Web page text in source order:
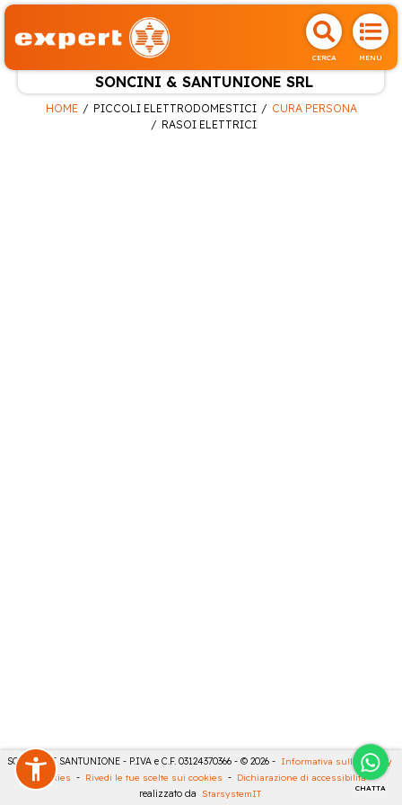
CERCA MENU
SONCINI & SANTUNIONE SRL
CHATTA
HOME PICCOLI ELETTRODOMESTICI
CURA PERSONA
RASOI ELETTRICI
SONCINI E SANTUNIONE - P.IVA e C.F. 03124370366 - © 2026 - Informativa sulla privacy
Cookies - Rivedi le tue scelte sui cookies - Dichiarazione di accessibilità -
realizzato da StarsystemIT